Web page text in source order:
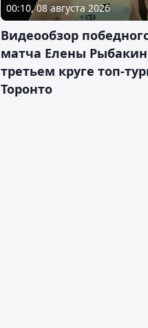
00:10, 08 августа 2026
Видеообзор
матча Елены
третьем круге топ-
Торонто